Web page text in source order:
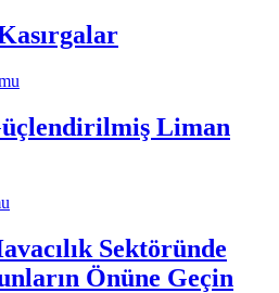
Liman
Sektöründe
Önüne Geçin